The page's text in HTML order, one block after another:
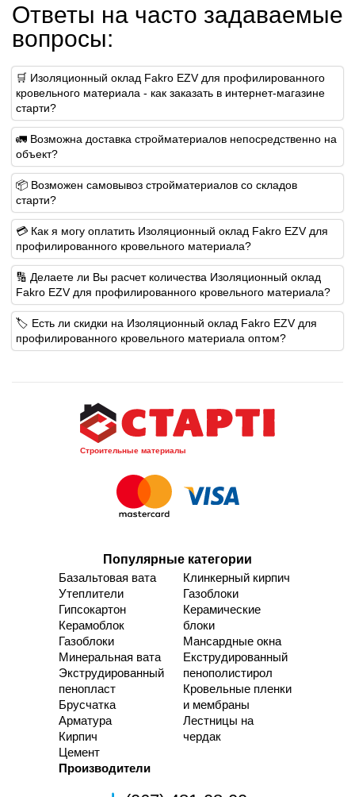
Ответы на часто задаваемые
вопросы:
🛒 Изоляционный оклад Fakro EZV для профилированного
кровельного материала - как заказать в интернет-магазине
старти?
🚛 Возможна доставка стройматериалов непосредственно на
объект?
📦 Возможен самовывоз стройматериалов со складов
старти?
💳 Как я могу оплатить Изоляционный оклад Fakro EZV для
профилированного кровельного материала?
🔢 Делаете ли Вы расчет количества Изоляционный оклад
Fakro EZV для профилированного кровельного материала?
🏷️ Есть ли скидки на Изоляционный оклад Fakro EZV для
профилированного кровельного материала оптом?
Строительные материалы
Популярные категории
Базальтовая вата
Утеплители
Гипсокартон
Керамоблок
Газоблоки
Минеральная вата
Экструдированный
пенопласт
Брусчатка
Арматура
Кирпич
Цемент
Клинкерный кирпич
Газоблоки
Керамические
блоки
Мансардные окна
Екструдированный
пенополистирол
Кровельные пленки
и мембраны
Лестницы на
чердак
Производители